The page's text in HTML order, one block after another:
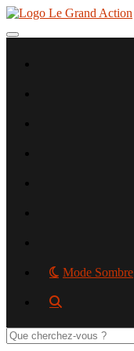
Aller
contenu
Toggle navigation
Mode Sombre
Rechercher
sur